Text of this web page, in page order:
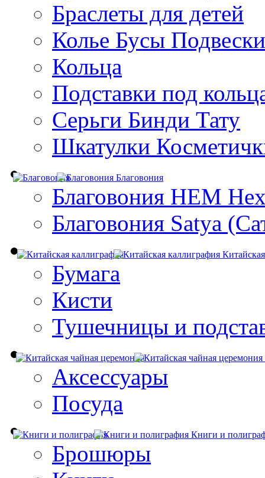
Браслеты для детей
Колье Бусы Подвески
Кольца
Подставки под
Серьги Бинди Тату
Шкатулки
Благовония
Благовония HEM
Благовония Satya
Бумага
Кисти
Тушечницы и
Аксессуары
Посуда
Книги и
Брошюры